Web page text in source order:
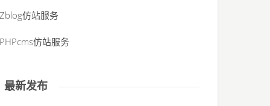
Zblog仿站服务
PHPcms仿站服务
最新发布